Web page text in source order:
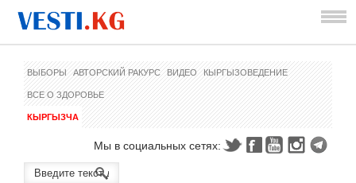
ВЫБОРЫ АВТОРСКИЙ РАКУРС ВИДЕО КЫРГЫЗОВЕДЕНИЕ
ВСЕ О ЗДОРОВЬЕ
КЫРГЫЗЧА
Мы в социальных сетях: